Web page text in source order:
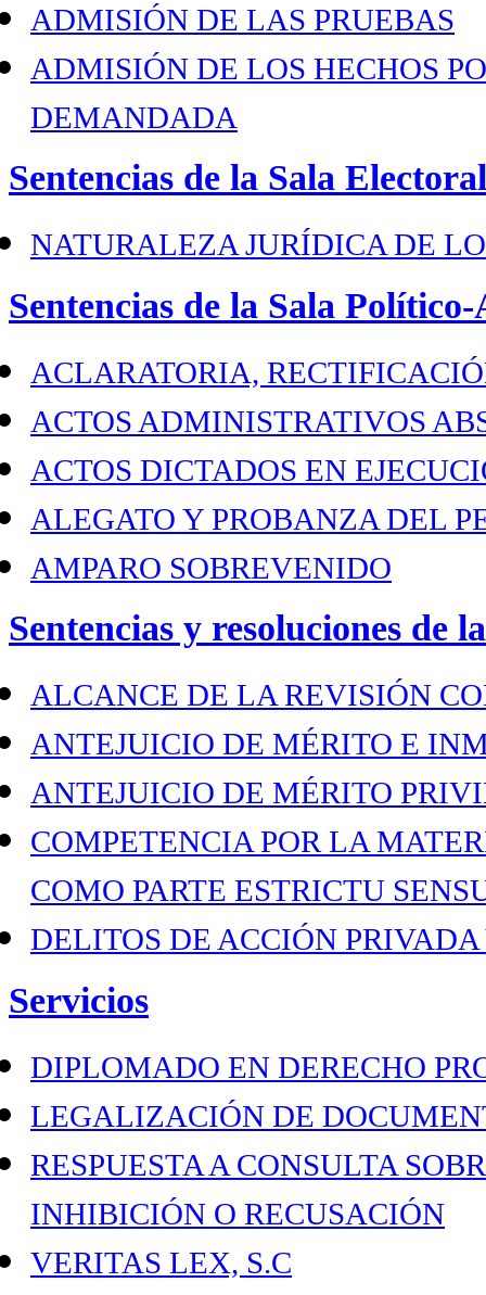
ADMISIÓN DE LAS PRUEBAS
ADMISIÓN DE LOS HECHOS
DEMANDADA
Sentencias de la Sala Electoral
NATURALEZA JURÍDICA DE
Sentencias de la Sala
ACLARATORIA,
ACTOS ADMINISTRATIVOS
ACTOS DICTADOS EN
ALEGATO Y PROBANZA DEL
AMPARO SOBREVENIDO
Sentencias y resoluciones de
ALCANCE DE LA REVISIÓN
ANTEJUICIO DE MÉRITO E
ANTEJUICIO DE MÉRITO
COMPETENCIA POR LA
COMO PARTE ESTRICTU
DELITOS DE ACCIÓN
Servicios
DIPLOMADO EN DERECHO
LEGALIZACIÓN DE
RESPUESTA A CONSULTA
INHIBICIÓN O RECUSACIÓN
VERITAS LEX, S.C